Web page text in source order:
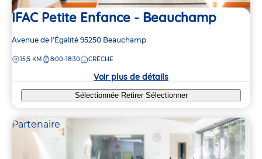
IFAC Petite Enfance - Beauchamp
Adresse
la
Avenue de l'Égalité 95250 Beauchamp
DISTANCE
15,5 KM 8:00-18:30 CRÈCHE
Voir plus de détails
Sélectionnée Retirer Sélectionner
Partenaire